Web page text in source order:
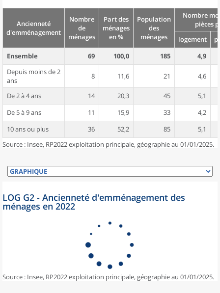
Ancienneté
d'emménagement
Nombre
de
ménages
Part des
ménages
en %
Population
des
ménages
Nombre
pièces
logement
Ensemble
69 100,0 185
4,9
Depuis moins de 2
ans
8 11,6 21 4,6
De 2 à 4 ans 14 20,3 45
5,1
De 5 à 9 ans
11 15,9 33
4,2
10 ans ou plus
36 52,2 85
5,1
Source : Insee, RP2022 exploitation principale, géographie au 01/01/2025.
LOG G2 - Ancienneté d'emménagement des
ménages en 2022
Source : Insee, RP2022 exploitation principale, géographie au 01/01/2025.